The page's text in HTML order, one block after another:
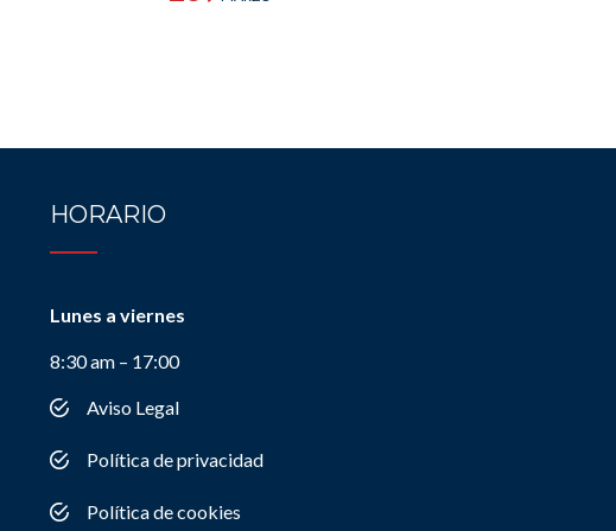
HORARIO
Lunes a viernes
8:30 am – 17:00
Aviso Legal
Política de privacidad
Política de cookies